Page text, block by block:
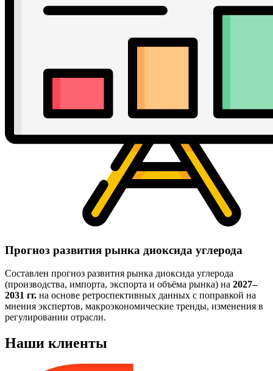
Прогноз развития рынка диоксида углерода
Составлен прогноз развития рынка диоксида углерода
(производства, импорта, экспорта и объёма рынка) на 2027–
2031 гг. на основе ретроспективных данных с поправкой на
мнения экспертов, макроэкономические тренды, изменения в
регулировании отрасли.
Наши клиенты